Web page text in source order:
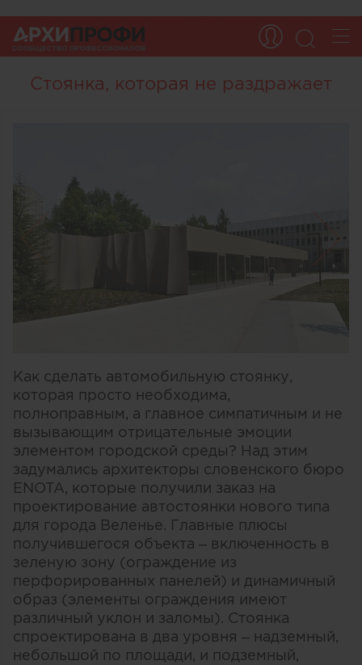
Стоянка, которая не раздражает
Как сделать автомобильную стоянку,
которая просто необходима,
полноправным, а главное симпатичным и не
вызывающим отрицательные эмоции
элементом городской среды? Над этим
задумались архитекторы словенского бюро
ENOTA, которые получили заказ на
проектирование автостоянки нового типа
для города Веленье. Главные плюсы
получившегося объекта – включенность в
зеленую зону (ограждение из
перфорированных панелей) и динамичный
образ (элементы ограждения имеют
различный уклон и заломы). Стоянка
спроектирована в два уровня – надземный,
небольшой по площади, и подземный,